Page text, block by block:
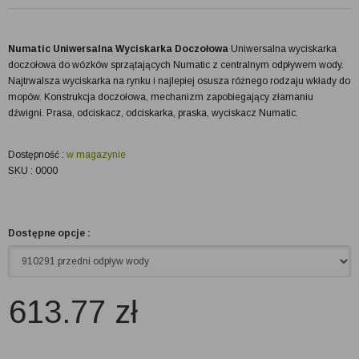
Numatic Uniwersalna Wyciskarka Doczołowa Uniwersalna wyciskarka
doczołowa do wózków sprzątających Numatic z centralnym odpływem wody.
Najtrwalsza wyciskarka na rynku i najlepiej osusza różnego rodzaju wkłady do
mopów. Konstrukcja doczołowa, mechanizm zapobiegający złamaniu
dźwigni. Prasa, odciskacz, odciskarka, praska, wyciskacz Numatic.
Dostępność : w magazynie
SKU : 0000
Dostępne opcje :
613.77 zł